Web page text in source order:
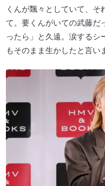
くんが飄々としていて、そ
て。要くんがいての武藤
ったら」と久遠。涙するシ
もそのまま生かしたと言い